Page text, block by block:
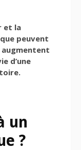
et la
peuvent
augmentent
d’une
un
?